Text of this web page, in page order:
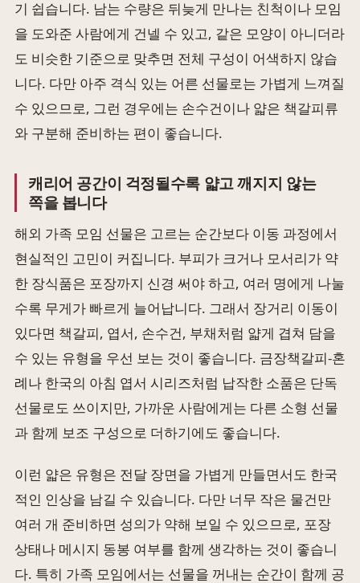
기 쉽습니다. 남는 수량은 뒤늦게 만나는 친척이나 모임
을 도와준 사람에게 건넬 수 있고, 같은 모양이 아니더라
도 비슷한 기준으로 맞추면 전체 구성이 어색하지 않습
니다. 다만 아주 격식 있는 어른 선물로는 가볍게 느껴질
수 있으므로, 그런 경우에는 손수건이나 얇은 책갈피류
와 구분해 준비하는 편이 좋습니다.
캐리어 공간이 걱정될수록 얇고 깨지지 않는
쪽을 봅니다
해외 가족 모임 선물은 고르는 순간보다 이동 과정에서
현실적인 고민이 커집니다. 부피가 크거나 모서리가 약
한 장식품은 포장까지 신경 써야 하고, 여러 명에게 나눌
수록 무게가 빠르게 늘어납니다. 그래서 장거리 이동이
있다면 책갈피, 엽서, 손수건, 부채처럼 얇게 겹쳐 담을
수 있는 유형을 우선 보는 것이 좋습니다. 금장책갈피-혼
례나 한국의 아침 엽서 시리즈처럼 납작한 소품은 단독
선물로도 쓰이지만, 가까운 사람에게는 다른 소형 선물
과 함께 보조 구성으로 더하기에도 좋습니다.
이런 얇은 유형은 전달 장면을 가볍게 만들면서도 한국
적인 인상을 남길 수 있습니다. 다만 너무 작은 물건만
여러 개 준비하면 성의가 약해 보일 수 있으므로, 포장
상태나 메시지 동봉 여부를 함께 생각하는 것이 좋습니
다. 특히 가족 모임에서는 선물을 꺼내는 순간이 함께 공